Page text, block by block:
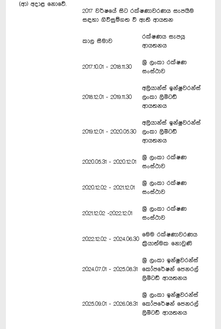
2017 වර්ෂයේ සිට රක්ෂණාවරණය සැපයීම
සඳහා ගිවිසුම්ගත වී ඇති ආයතන
කාල සීමාව
රක්ෂණය සැපයූ
ආයතනය
2017.10.01 - 2018.11.30
ශ්‍රී ලංකා රක්ෂණ
සංස්ථාව
2018.12.01 - 2019.11.30
අලියාන්ස් ඉන්ෂුවරන්ස්
ලංකා ලිමිටඩ්
ආයතනය
2019.12.01 - 2020.05.30
අලියාන්ස් ඉන්ෂුවරන්ස්
ලංකා ලිමිටඩ්
ආයතනය
2020.05.31 - 2020.12.01
ශ්‍රී ලංකා රක්ෂණ
සංස්ථාව
2020.12.02 - 2021.12.01
ශ්‍රී ලංකා රක්ෂණ
සංස්ථාව
2021.12.02 -2022.12.01
ශ්‍රී ලංකා රක්ෂණ
සංස්ථාව
2022.12.02 - 2024.06.30
මෙම රක්ෂණාවරණය
ක්‍රියාත්මක නොවුණි
2024.07.01 - 2025.08.31
ශ්‍රී ලංකා ඉන්ෂුවරන්ස්‍
කෝපරේෂන් ජෙනරල්
ලිමිටඩ් ආයතනය
2025.09.01 - 2026.08.31
ශ්‍රී ලංකා ඉන්ෂුවරන්ස්‍
කෝපරේෂන් ජෙනරල්
ලිමිටඩ් ආයතනය
(ආ) අදාළ නොවේ.